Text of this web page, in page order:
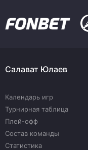
Салават Юлаев
Календарь игр
Турнирная таблица
Плей-офф
Состав команды
Статистика